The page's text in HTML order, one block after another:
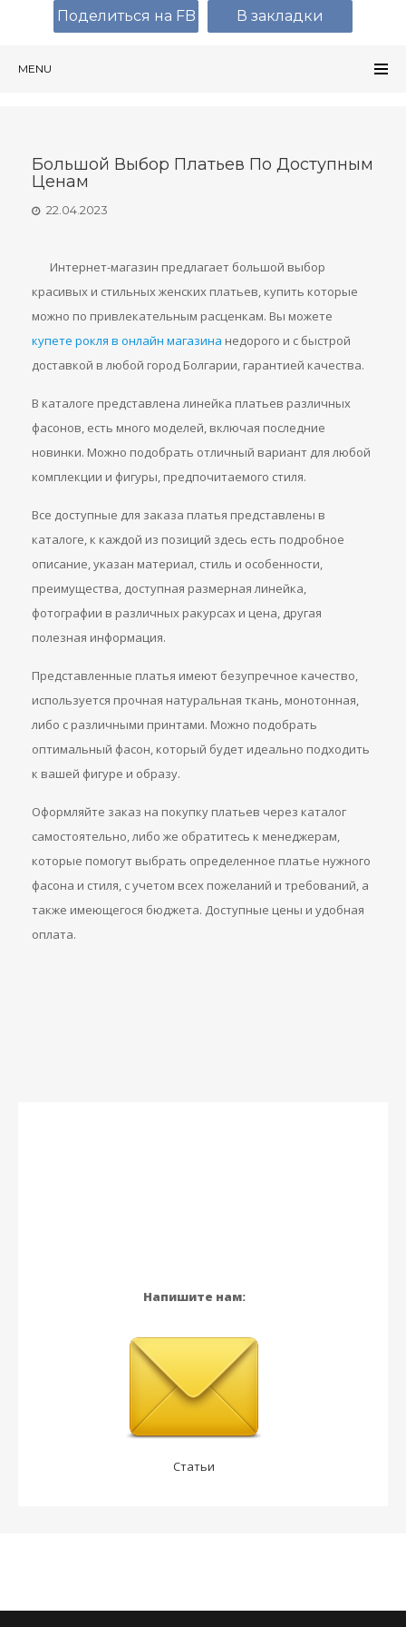
MENU
Большой Выбор Платьев По Доступным
Ценам
22.04.2023
Интернет-магазин предлагает большой выбор
красивых и стильных женских платьев, купить которые
можно по привлекательным расценкам. Вы можете
купете рокля в онлайн магазина недорого и с быстрой
доставкой в любой город Болгарии, гарантией качества.
В каталоге представлена линейка платьев различных
фасонов, есть много моделей, включая последние
новинки. Можно подобрать отличный вариант для любой
комплекции и фигуры, предпочитаемого стиля.
Все доступные для заказа платья представлены в
каталоге, к каждой из позиций здесь есть подробное
описание, указан материал, стиль и особенности,
преимущества, доступная размерная линейка,
фотографии в различных ракурсах и цена, другая
полезная информация.
Представленные платья имеют безупречное качество,
используется прочная натуральная ткань, монотонная,
либо с различными принтами. Можно подобрать
оптимальный фасон, который будет идеально подходить
к вашей фигуре и образу.
Оформляйте заказ на покупку платьев через каталог
самостоятельно, либо же обратитесь к менеджерам,
которые помогут выбрать определенное платье нужного
фасона и стиля, с учетом всех пожеланий и требований, а
также имеющегося бюджета. Доступные цены и удобная
оплата.
Напишите нам:
Статьи
Поделиться на FB В закладки